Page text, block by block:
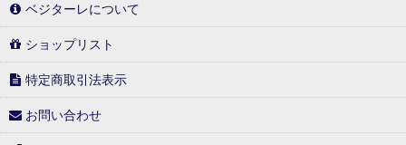
ベジターレについて
ショップリスト
特定商取引法表示
お問い合わせ